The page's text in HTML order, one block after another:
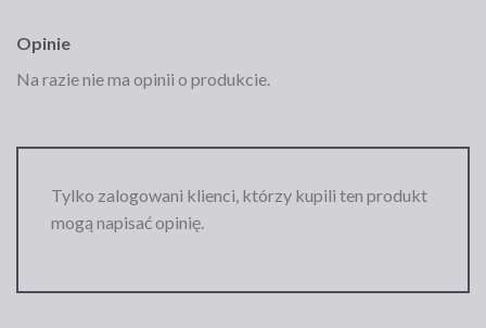
Opinie
Na razie nie ma opinii o produkcie.
Tylko zalogowani klienci, którzy kupili ten produkt
mogą napisać opinię.